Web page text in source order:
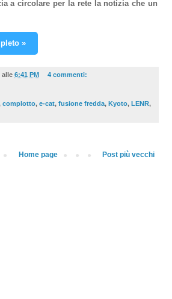
a circolare per la rete la notizia che un
»
alle 6:41 PM 4 commenti:
complotto, e-cat, fusione fredda, Kyoto, LENR,
Post più vecchi
Home page